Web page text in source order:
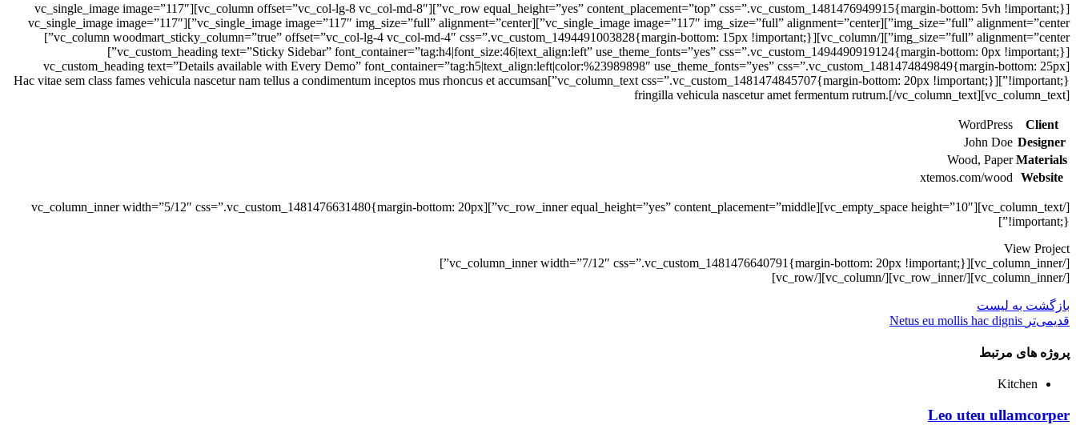
[vc_row equal_height=”yes” content_placement=”top” css=”.vc_custom_1481476949915{margin-bottom: 5vh !important;}”][vc_column offset=”vc_col-lg-8 vc_col-md-8″][vc_single_image image=”117″
img_size=”full” alignment=”center”][vc_single_image image=”117″ img_size=”full” alignment=”center”][vc_single_image image=”117″ img_size=”full” alignment=”center”][vc_single_image image=”117″
img_size=”full” alignment=”center”][/vc_column][vc_column woodmart_sticky_column=”true” offset=”vc_col-lg-4 vc_col-md-4″ css=”.vc_custom_1494491003828{margin-bottom: 15px !important;}”]
[vc_custom_heading text=”Sticky Sidebar” font_container=”tag:h4|font_size:46|text_align:left” use_theme_fonts=”yes” css=”.vc_custom_1494490919124{margin-bottom: 0px !important;}”]
[vc_custom_heading text=”Details available with Every Demo” font_container=”tag:h5|text_align:left|color:%23989898″ use_theme_fonts=”yes” css=”.vc_custom_1481474849849{margin-bottom: 25px
!important;}”][vc_column_text css=”.vc_custom_1481474845707{margin-bottom: 20px !important;}”]Hac vitae sem class fames vehicula nascetur nam tellus a condimentum inceptos mus rhoncus et accumsan
fringilla vehicula nascetur amet fermentum rutrum.[/vc_column_text][vc_column_text]
Client
WordPress
Designer
John Doe
Materials
Wood, Paper
Website
xtemos.com/wood
[/vc_column_text][vc_empty_space height=”10″][vc_row_inner equal_height=”yes” content_placement=”middle”][vc_column_inner width=”5/12″ css=”.vc_custom_1481476631480{margin-bottom: 20px
!important;}”]
View Project
[/vc_column_inner][vc_column_inner width=”7/12″ css=”.vc_custom_1481476640791{margin-bottom: 20px !important;}”]
[/vc_column_inner][/vc_row_inner][/vc_column][/vc_row]
بازگشت به لیست
قدیمی‌تر Netus eu mollis hac dignis
پروژه های مرتبط
Kitchen
Leo uteu ullamcorper